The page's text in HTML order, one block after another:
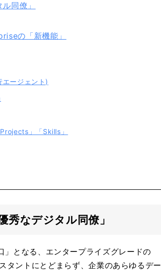
同僚」
の「新機能」
ージェント)
」「Skills」
なデジタル同僚」
となる、エンタープライズグレードの
タントにとどまらず、企業のあらゆるデー